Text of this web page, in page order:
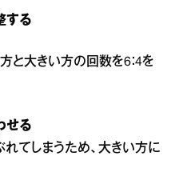
する
と大きい方の回数を6：4を
せる
てしまうため、大きい方に